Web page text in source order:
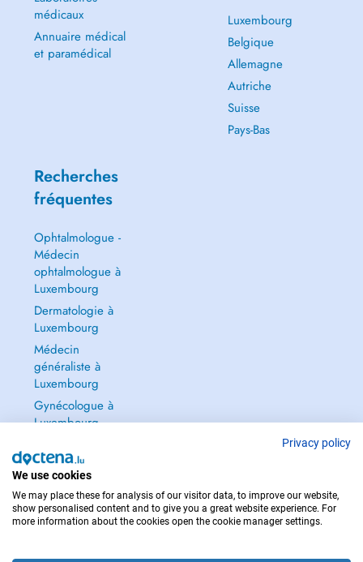
médicaux
Annuaire médical
et paramédical
Luxembourg
Belgique
Allemagne
Autriche
Suisse
Pays-Bas
Recherches
fréquentes
Ophtalmologue -
Médecin
ophtalmologue à
Luxembourg
Dermatologie à
Luxembourg
Médecin
généraliste à
Luxembourg
Gynécologue à
Luxembourg
POUR LES URGENCES, CONSULTEZ : 112
Privacy policy
We use cookies
We may place these for analysis of our visitor data, to improve our website,
show personalised content and to give you a great website experience. For
more information about the cookies open the cookie manager settings.